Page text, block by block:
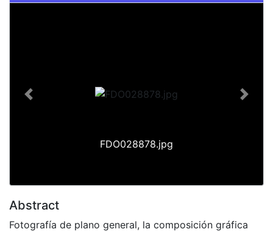
FDO028878.jpg
Previous Next
Abstract
Fotografía de plano general, la composición gráfica